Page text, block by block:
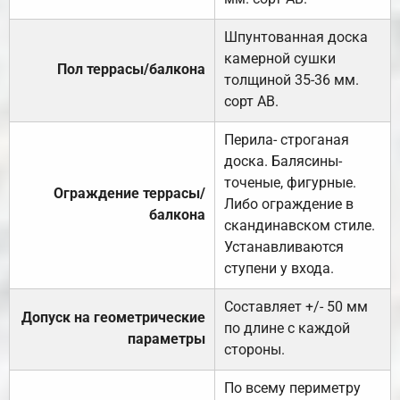
Пол террасы/балкона
Шпунтованная доска
камерной сушки
толщиной 35-36 мм.
сорт АВ.
Ограждение террасы/
балкона
Перила- строганая
доска. Балясины-
точеные, фигурные.
Либо ограждение в
скандинавском стиле.
Устанавливаются
ступени у входа.
Допуск на геометрические
параметры
Составляет +/- 50 мм
по длине с каждой
стороны.
По всему периметру